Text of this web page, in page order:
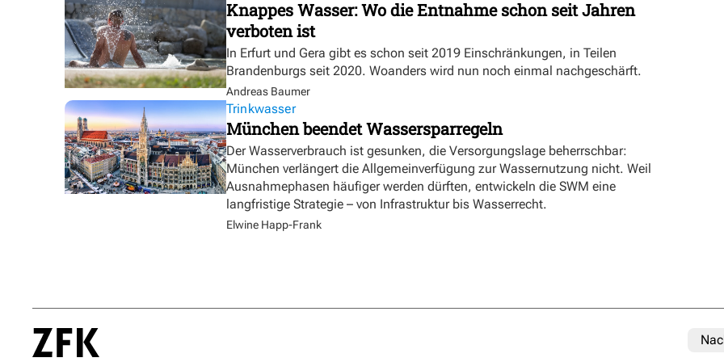
Knappes Wasser: Wo die Entnahme schon seit Jahren
verboten ist
In Erfurt und Gera gibt es schon seit 2019 Einschränkungen, in Teilen
Brandenburgs seit 2020. Woanders wird nun noch einmal nachgeschärft.
Andreas Baumer
Trinkwasser
München beendet Wassersparregeln
Der Wasserverbrauch ist gesunken, die Versorgungslage beherrschbar:
München verlängert die Allgemeinverfügung zur Wassernutzung nicht. Weil
Ausnahmephasen häufiger werden dürften, entwickeln die SWM eine
langfristige Strategie – von Infrastruktur bis Wasserrecht.
Elwine Happ-Frank